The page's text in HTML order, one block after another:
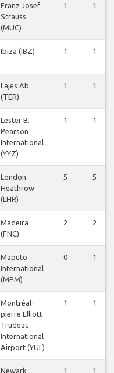
Franz Josef
Strauss
(MUC)
1 1
Ibiza (IBZ) 1 1
Lajes Ab
(TER)
1 1
Lester B.
Pearson
International
(YYZ)
1 1
London
Heathrow
(LHR)
5 5
Madeira
(FNC)
2 2
Maputo
International
(MPM)
0 1
Montréal-
pierre Elliott
Trudeau
International
Airport (YUL)
1 1
Newark
1 1